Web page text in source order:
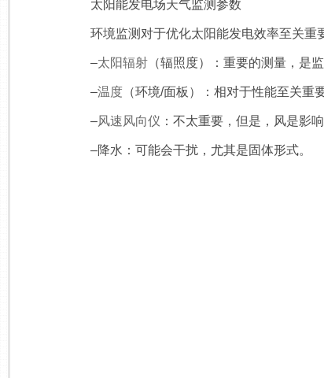
太阳能发电场天气监测参数
环境监测对于优化太阳能发电效率至关重
–太阳辐射 （辐照度）：重要的测量，是
–温度 （环境/面板）：相对于性能至关重
–风速风向仪 ：不太重要，但是，风是影
–降水：可能会干扰，尤其是固体形式。